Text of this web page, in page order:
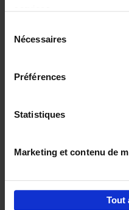
Nécessaires
Préférences
Statistiques
Marketing et contenu de
Tout